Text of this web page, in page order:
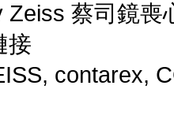
Zeiss 蔡司鏡喪
接
, contarex,